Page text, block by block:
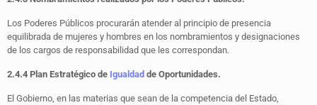
Los Poderes Públicos procurarán atender al principio de presencia
equilibrada de mujeres y hombres en los nombramientos y designaciones
de los cargos de responsabilidad que les correspondan.
2.4.4 Plan Estratégico de Igualdad de Oportunidades.
El Gobierno, en las materias que sean de la competencia del Estado,